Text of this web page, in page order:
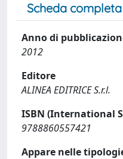
Scheda
Anno di
2012
Editore
ALINEA EDITRICE S.r.l.
ISBN (International
9788860557421
Appare nelle